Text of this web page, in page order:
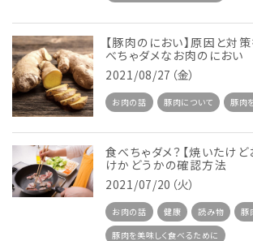
【豚肉のにおい】原因と対
べちゃダメなお肉のにおい
2021/08/27（金）
お肉の話 豚肉について 豚肉
食べちゃダメ？【焼いたけ
けかどうかの確認方法
2021/07/20（火）
お肉の話 健康 読み物
豚
豚肉を美味しく食べるために